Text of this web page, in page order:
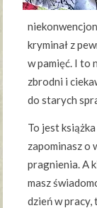
kryminał z
w pamięć. I to
zbrodni i
do starych
To jest
zapominasz o
pragnienia. A
masz
dzień w pracy,